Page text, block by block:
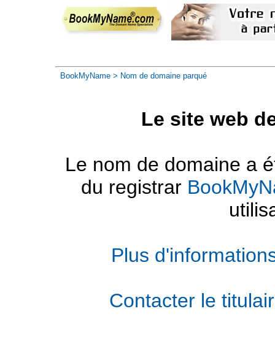
BookMyName > Nom de domaine parqué
Le site web
Le nom de domaine a
du registrar
Plus
Contacter le